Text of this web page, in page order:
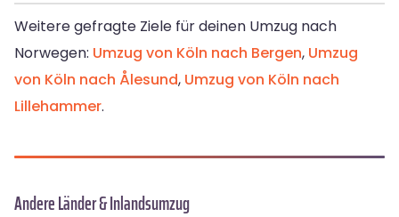
Weitere gefragte Ziele für deinen Umzug nach
Norwegen: Umzug von Köln nach Bergen, Umzug
von Köln nach Ålesund, Umzug von Köln nach
Lillehammer.
Andere Länder & Inlandsumzug